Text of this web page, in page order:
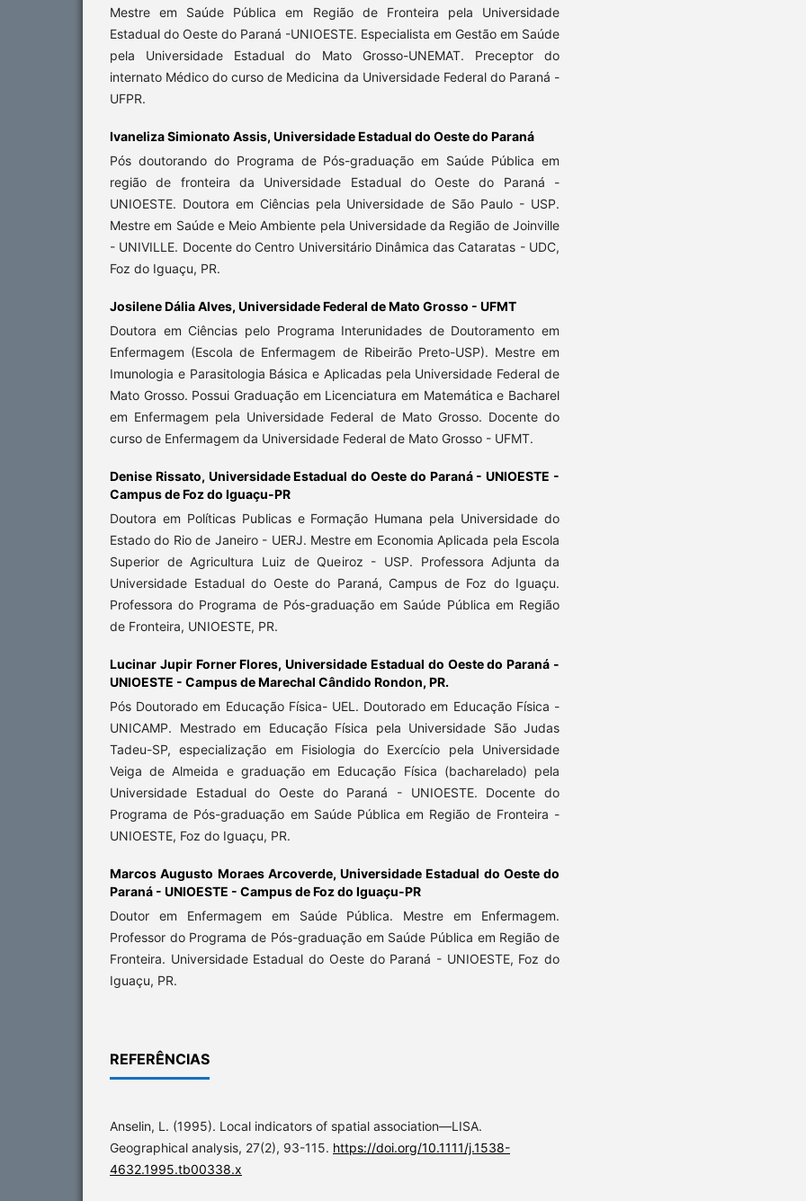
Mestre em Saúde Pública em Região de Fronteira pela Universidade
Estadual do Oeste do Paraná -UNIOESTE. Especialista em Gestão em Saúde
pela Universidade Estadual do Mato Grosso-UNEMAT. Preceptor do
internato Médico do curso de Medicina da Universidade Federal do Paraná -
UFPR.
Ivaneliza Simionato Assis, Universidade Estadual do Oeste do Paraná
Pós doutorando do Programa de Pós-graduação em Saúde Pública em
região de fronteira da Universidade Estadual do Oeste do Paraná -
UNIOESTE. Doutora em Ciências pela Universidade de São Paulo - USP.
Mestre em Saúde e Meio Ambiente pela Universidade da Região de Joinville
- UNIVILLE. Docente do Centro Universitário Dinâmica das Cataratas - UDC,
Foz do Iguaçu, PR.
Josilene Dália Alves, Universidade Federal de Mato Grosso - UFMT
Doutora em Ciências pelo Programa Interunidades de Doutoramento em
Enfermagem (Escola de Enfermagem de Ribeirão Preto-USP). Mestre em
Imunologia e Parasitologia Básica e Aplicadas pela Universidade Federal de
Mato Grosso. Possui Graduação em Licenciatura em Matemática e Bacharel
em Enfermagem pela Universidade Federal de Mato Grosso. Docente do
curso de Enfermagem da Universidade Federal de Mato Grosso - UFMT.
Denise Rissato, Universidade Estadual do Oeste do Paraná - UNIOESTE -
Campus de Foz do Iguaçu-PR
Doutora em Políticas Publicas e Formação Humana pela Universidade do
Estado do Rio de Janeiro - UERJ. Mestre em Economia Aplicada pela Escola
Superior de Agricultura Luiz de Queiroz - USP. Professora Adjunta da
Universidade Estadual do Oeste do Paraná, Campus de Foz do Iguaçu.
Professora do Programa de Pós-graduação em Saúde Pública em Região
de Fronteira, UNIOESTE, PR.
Lucinar Jupir Forner Flores,Universidade Estadual do Oeste do Paraná -
UNIOESTE - Campus de Marechal Cândido Rondon, PR.
Pós Doutorado em Educação Física- UEL. Doutorado em Educação Física -
UNICAMP. Mestrado em Educação Física pela Universidade São Judas
Tadeu-SP, especialização em Fisiologia do Exercício pela Universidade
Veiga de Almeida e graduação em Educação Física (bacharelado) pela
Universidade Estadual do Oeste do Paraná - UNIOESTE. Docente do
Programa de Pós-graduação em Saúde Pública em Região de Fronteira -
UNIOESTE, Foz do Iguaçu, PR.
Marcos Augusto Moraes Arcoverde, Universidade Estadual do Oeste do
Paraná - UNIOESTE - Campus de Foz do Iguaçu-PR
Doutor em Enfermagem em Saúde Pública. Mestre em Enfermagem.
Professor do Programa de Pós-graduação em Saúde Pública em Região de
Fronteira. Universidade Estadual do Oeste do Paraná - UNIOESTE, Foz do
Iguaçu, PR.
REFERÊNCIAS
Anselin, L. (1995). Local indicators of spatial association—LISA.
Geographical analysis, 27(2), 93-115. https://doi.org/10.1111/j.1538-
4632.1995.tb00338.x